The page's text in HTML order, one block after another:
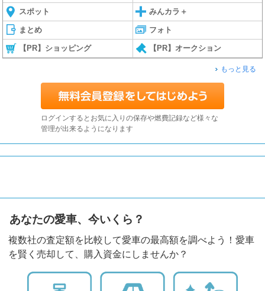
スポット みんカラ＋
まとめ フォト
【PR】ショッピング 【PR】オークション
もっと見る
ログインするとお気に入りの保存や燃費記録など様々な
管理が出来るようになります
あなたの愛車、今いくら？
複数社の査定額を比較して愛車の最高額を調べよう！愛車
を賢く売却して、購入資金にしませんか？